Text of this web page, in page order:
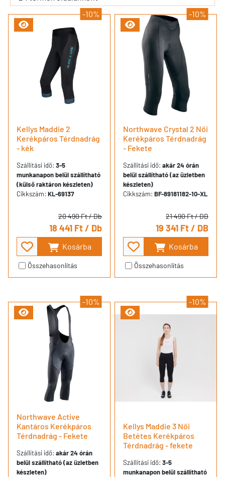
-10%
Kellys Maddie 2
Kerékpáros Térdnadrág
- kék
Szállítási idő: 3-5
munkanapon belül szállítható
(külső raktáron készleten)
Cikkszám: KL-69137
20 490 Ft/ Db
18 441 Ft/ Db
Kosárba
Összehasonlítás
-10%
Northwave Crystal 2 Női
Kerékpáros Térdnadrág
- Fekete
Szállítási idő: akár 24 órán
belül szállítható (az üzletben
készleten)
Cikkszám: BF-89181182-10-XL
21 490 Ft/ DB
19 341 Ft/ DB
Kosárba
Összehasonlítás
-10%
Northwave Active
Kantáros Kerékpáros
Térdnadrág - Fekete
Szállítási idő: akár 24 órán
belül szállítható (az üzletben
készleten)
-10%
Kellys Maddie 3 Női
Betétes Kerékpáros
Térdnadrág - fekete
Szállítási idő: 3-5
munkanapon belül szállítható